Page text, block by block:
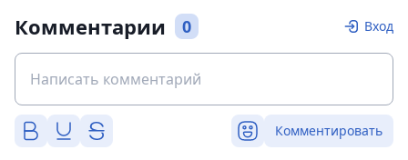
Комментарии 0 Вход
Комментировать